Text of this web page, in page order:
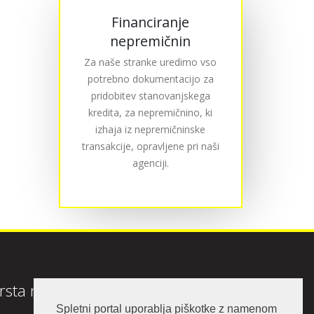
Spletni portal uporablja piškotke z namenom
Financiranje
nepremičnin
Za naše stranke uredimo vso
potrebno dokumentacijo za
pridobitev stanovanjskega
kredita, za nepremičnino, ki
izhaja iz nepremičninske
transakcije, opravljene pri naši
agenciji.
nepremičnine